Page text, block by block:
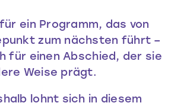
ein Programm, das von
zum nächsten führt –
für einen Abschied, der sie
Weise prägt.
lohnt sich in diesem